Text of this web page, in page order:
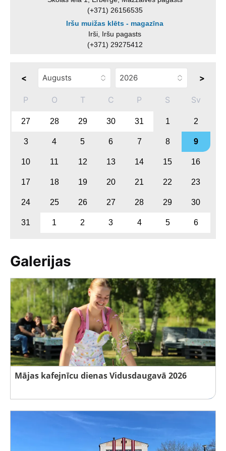
(+371) 26156535
Iršu muižas klēts - magazīna
Irši, Iršu pagasts
(+371) 29275412
< >
P O T C P S Sv
27 28 29 30 31 1 2
3 4 5 6 7 8 9
10 11 12 13 14 15 16
17 18 19 20 21 22 23
24 25 26 27 28 29 30
31 1 2 3 4 5 6
Galerijas
Mājas kafejnīcu dienas Vidusdaugavā 2026